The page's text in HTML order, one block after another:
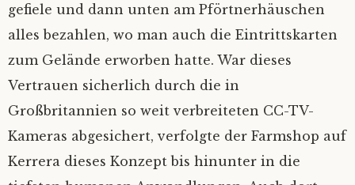
gefiele und dann unten am Pförtnerhäuschen
alles bezahlen, wo man auch die Eintrittskarten
zum Gelände erworben hatte. War dieses
Vertrauen sicherlich durch die in
Großbritannien so weit verbreiteten CC-TV-
Kameras abgesichert, verfolgte der Farmshop auf
Kerrera dieses Konzept bis hinunter in die